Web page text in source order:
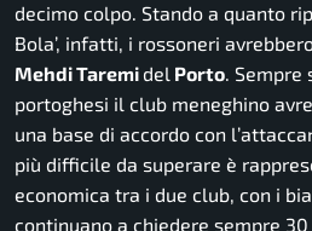
decimo colpo. Stando a quanto
Bola’, infatti, i rossoneri
Mehdi Taremi del Porto. Sempre
portoghesi il club meneghino
una base di accordo con
più difficile da superare è
economica tra i due club, con i
continuano a chiedere sempre